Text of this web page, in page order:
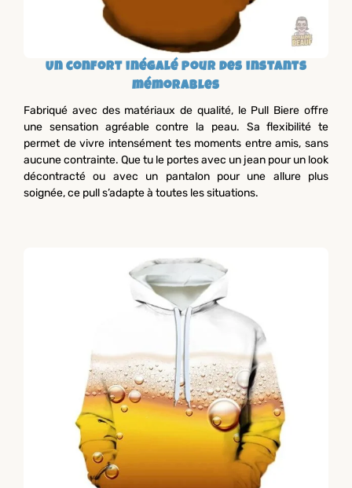
Un confort inégalé pour des instants
mémorables
Fabriqué avec des matériaux de qualité, le Pull Biere offre
une sensation agréable contre la peau. Sa flexibilité te
permet de vivre intensément tes moments entre amis, sans
aucune contrainte. Que tu le portes avec un jean pour un look
décontracté ou avec un pantalon pour une allure plus
soignée, ce pull s’adapte à toutes les situations.